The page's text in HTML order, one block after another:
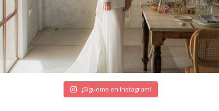
¡Sígueme en Instagram!